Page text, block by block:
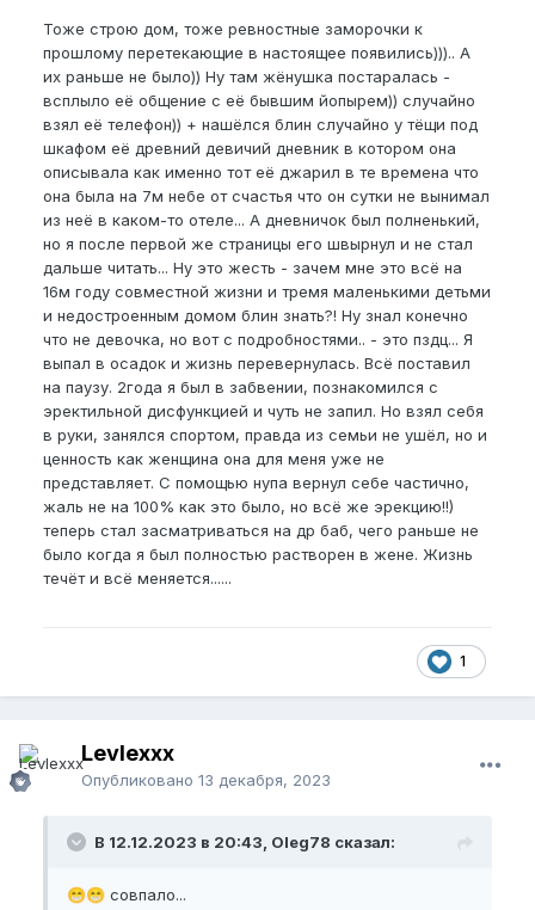
Всем сил, здоровья, успехов, большого хера, и
позитивных мыслей!
Тоже строю дом, тоже ревностные заморочки к
прошлому перетекающие в настоящее появились))).. А
их раньше не было)) Ну там жёнушка постаралась -
всплыло её общение с её бывшим йопырем)) случайно
взял её телефон)) + нашёлся блин случайно у тёщи под
шкафом её древний девичий дневник в котором она
описывала как именно тот её джарил в те времена что
она была на 7м небе от счастья что он сутки не вынимал
из неё в каком-то отеле... А дневничок был полненький,
но я после первой же страницы его швырнул и не стал
дальше читать... Ну это жесть - зачем мне это всё на
16м году совместной жизни и тремя маленькими детьми
и недостроенным домом блин знать?! Ну знал конечно
что не девочка, но вот с подробностями.. - это пздц... Я
выпал в осадок и жизнь перевернулась. Всё поставил
на паузу. 2года я был в забвении, познакомился с
эректильной дисфункцией и чуть не запил. Но взял себя
в руки, занялся спортом, правда из семьи не ушёл, но и
ценность как женщина она для меня уже не
представляет. С помощью нупа вернул себе частично,
жаль не на 100% как это было, но всё же эрекцию!!)
теперь стал засматриваться на др баб, чего раньше не
было когда я был полностью растворен в жене. Жизнь
течёт и всё меняется......
1
Levlexxx
Опубликовано 13 декабря, 2023
В 12.12.2023 в 20:43, Oleg78 сказал:
😁😁 совпало...